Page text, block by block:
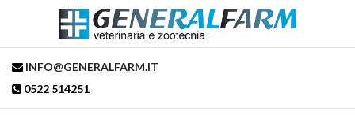
INFO@GENERALFARM.IT
0522 514251